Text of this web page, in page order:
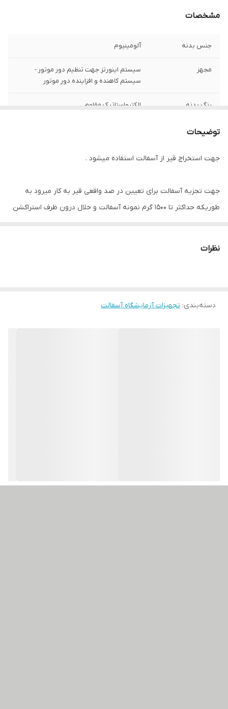
مشخصات
جنس بدنه آلومینیوم
مجهز
سیستم اینورتز جهت تنظیم دور موتور -
سیستم کاهنده و افزاینده دور موتور
رنگ بدنه الکترواستاتیک مقاوم
گیربکس
توضیحات
جهت استخراج قیر از آسفالت استفاده میشود .
جهت تجزیه آسفالت برای تعیین در صد واقعی قیر به کار میرود به
طوریکه حداکثر تا 1500 گرم نمونه آسفالت و حلال درون ظرف استراکشن
در دو مدل برقی و دستی
فلزی و محفظه از جنس آلومنیوم ساخته شده . دستگاه دارای موتور
نظرات
دسته‌بندی: تجهیزات آزمایشگاه آسفالت